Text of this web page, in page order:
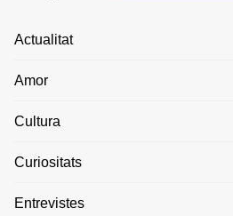
Actualitat
Amor
Cultura
Curiositats
Entrevistes